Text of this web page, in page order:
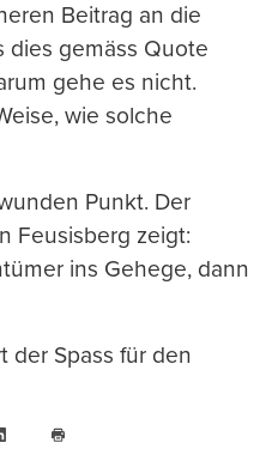
Beitrag an die
dies gemäss Quote
gehe es nicht.
wie solche
Punkt. Der
Feusisberg zeigt:
ins Gehege, dann
der Spass für den
LinkedIn